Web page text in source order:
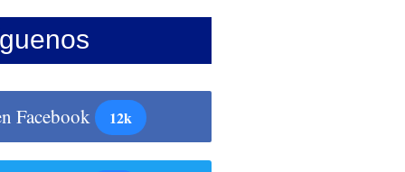
Facebook 12k